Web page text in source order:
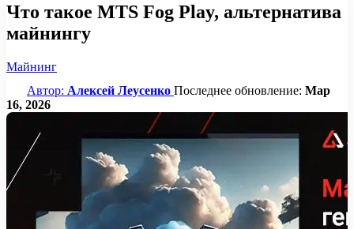
Что такое MTS Fog Play, альтернатива
майнингу
Майнинг
Автор: Алексей Леусенко Последнее обновление: Мар
16, 2026